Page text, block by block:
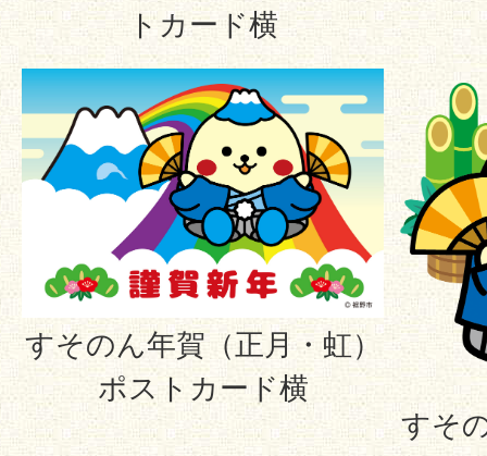
トカード横
すそのん年賀（正月・虹）
ポストカード横
すそ